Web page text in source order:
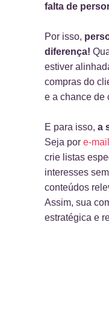
falta de
Por isso,
diferença!
estiver
compras do
e a chance de
E para isso, a
Seja por e-
crie listas
interesses
conteúdos
Assim, sua
estratégica e